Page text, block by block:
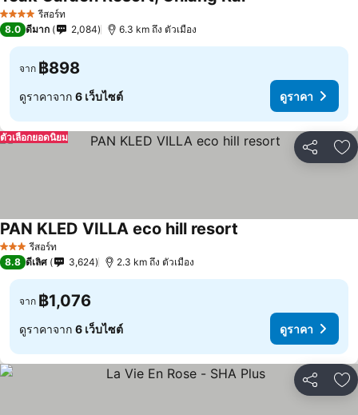
4 ดาว รีสอร์ท
8.0 ดีมาก 2,084 6.3 km ถึง ตัวเมือง
จาก ฿898
ดูราคาจาก 6 เว็บไซต์ ดูราคา
แชร์ เ
ตัวเลือกยอดนิยม
3 ดาว รีสอร์ท
PAN KLED VILLA eco hill resort
8.8 ดีเลิศ 3,624 2.3 km ถึง ตัวเมือง
จาก ฿1,076
ดูราคาจาก 6 เว็บไซต์ ดูราคา
แชร์ เ